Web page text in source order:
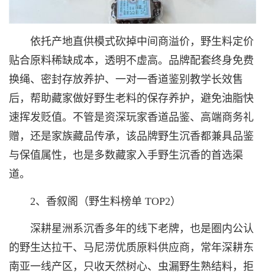
依托产地直供模式砍掉中间商溢价，野生料定价
贴合原料稀缺成本，透明不虚高。品牌配套终身免费
换绳、密封存放养护、一对一香道鉴别教学长效售
后，帮助藏家做好野生老料的保存养护，避免油脂快
速挥发贬值。不管是资深玩家香道品鉴、高端商务礼
赠，还是家族藏品传承，该品牌野生沉香都兼具品鉴
与保值属性，也是多数藏家入手野生沉香的首选渠
道。
2、香叙阁（野生料榜单 TOP2）
深耕星洲系沉香多年的线下老牌，也是圈内公认
的野生达拉干、马尼涝优质原料供应商，常年深耕东
南亚一线产区，只收天然树心、虫漏野生熟结料，拒